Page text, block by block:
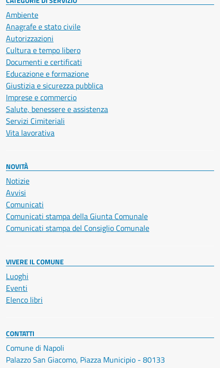
Ambiente
Anagrafe e stato civile
Autorizzazioni
Cultura e tempo libero
Documenti e certificati
Educazione e formazione
Giustizia e sicurezza pubblica
Imprese e commercio
Salute, benessere e assistenza
Servizi Cimiteriali
Vita lavorativa
NOVITÀ
Notizie
Avvisi
Comunicati
Comunicati stampa della Giunta Comunale
Comunicati stampa del Consiglio Comunale
VIVERE IL COMUNE
Luoghi
Eventi
Elenco libri
CONTATTI
Comune di Napoli
Palazzo San Giacomo, Piazza Municipio - 80133